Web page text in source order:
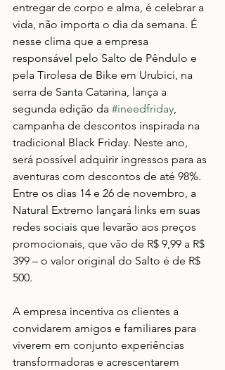
entregar de corpo e alma, é celebrar a
vida, não importa o dia da semana. É
nesse clima que a empresa
responsável pelo Salto de Pêndulo e
pela Tirolesa de Bike em Urubici, na
serra de Santa Catarina, lança a
segunda edição da #ineedfriday,
campanha de descontos inspirada na
tradicional Black Friday. Neste ano,
será possível adquirir ingressos para as
aventuras com descontos de até 98%.
Entre os dias 14 e 26 de novembro, a
Natural Extremo lançará links em suas
redes sociais que levarão aos preços
promocionais, que vão de R$ 9,99 a R$
399 – o valor original do Salto é de R$
500.
A empresa incentiva os clientes a
convidarem amigos e familiares para
viverem em conjunto experiências
transformadoras e acrescentarem